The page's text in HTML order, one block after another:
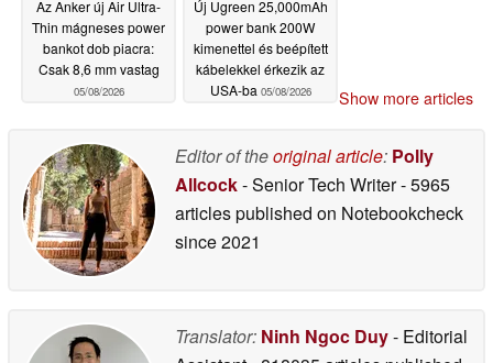
Az Anker új Air Ultra-
Thin mágneses power
bankot dob piacra:
Csak 8,6 mm vastag
05/08/2026
Új Ugreen 25,000mAh
power bank 200W
kimenettel és beépített
kábelekkel érkezik az
USA-ba 05/08/2026 Show more articles
Editor of theoriginal article: Polly
Allcock- Senior Tech Writer- 5965
articles published on Notebookcheck
since 2021
Translator: Ninh Ngoc Duy- Editorial